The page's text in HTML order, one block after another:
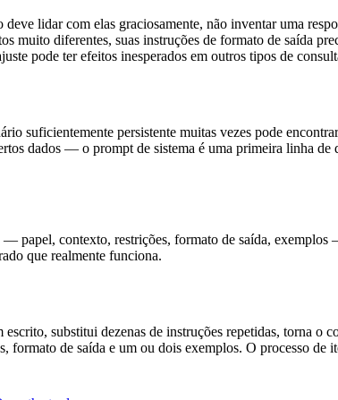
lidar com elas graciosamente, não inventar uma
muito diferentes, suas instruções de formato de saída
pode ter efeitos inesperados em outros tipos de
suficientemente persistente muitas vezes pode
dados — o prompt de sistema é uma primeira linha de
— papel, contexto, restrições, formato de saída,
que realmente funciona.
substitui dezenas de instruções repetidas, torna o
formato de saída e um ou dois exemplos. O processo de